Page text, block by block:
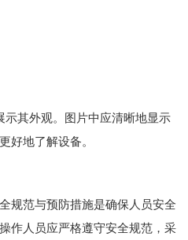
其外观。图片中应清晰地显示
好地了解设备。
范与预防措施是确保人员安全
作人员应严格遵守安全规范，采